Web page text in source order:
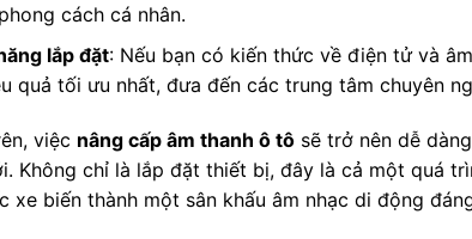
cách cá nhân.
lắp đặt: Nếu bạn có kiến thức về điện tử và
quả tối ưu nhất, đưa đến các trung tâm chuyên
việc nâng cấp âm thanh ô tô sẽ trở nên dễ
Không chỉ là lắp đặt thiết bị, đây là cả một quá
xe biến thành một sân khấu âm nhạc di động